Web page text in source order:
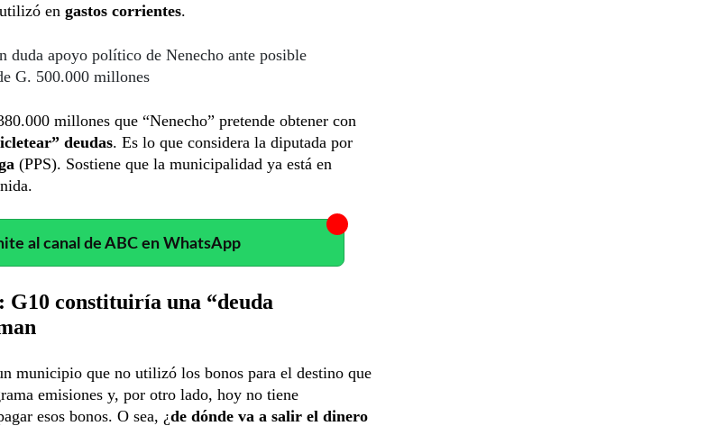
en gastos corrientes.
duda apoyo político de Nenecho ante posible
G. 500.000 millones
millones que “Nenecho” pretende obtener con
deudas. Es lo que considera la diputada por
(PPS). Sostiene que la municipalidad ya está en
al canal de ABC en WhatsApp
G10 constituiría una “deuda
municipio que no utilizó los bonos para el destino que
emisiones y, por otro lado, hoy no tiene
esos bonos. O sea, ¿de dónde va a salir el dinero